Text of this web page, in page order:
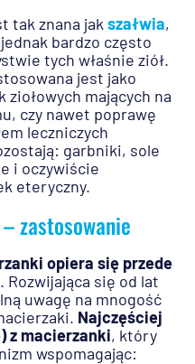
tak znana jak szałwia,
bardzo często
tych właśnie ziół.
jest jako
mających na
czy nawet poprawę
leczniczych
garbniki, sole
i oczywiście
eteryczny.
zastosowanie
opiera się przede
. Rozwijająca się od lat
uwagę na mnogość
Najczęściej
z macierzanki, który
wspomagając: